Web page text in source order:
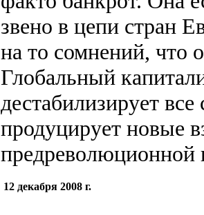
звено в цепи стран
на то сомнений, что
Глобальный
дестабилизирует
продуцирует новые
предреволюционной
12 декабря 2008 г.